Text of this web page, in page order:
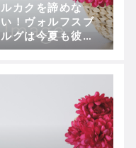
ルカクを諦めな
い！ヴォルフスブ
ルグは今夏も彼を
追う